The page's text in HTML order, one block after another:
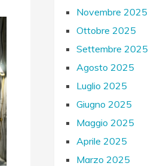
Novembre 2025
Ottobre 2025
Settembre 2025
Agosto 2025
Luglio 2025
Giugno 2025
Maggio 2025
Aprile 2025
Marzo 2025